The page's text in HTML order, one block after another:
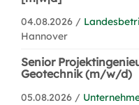
04.08.2026 /
Hannover
Senior
Geotechnik (m/w/d)
05.08.2026 /